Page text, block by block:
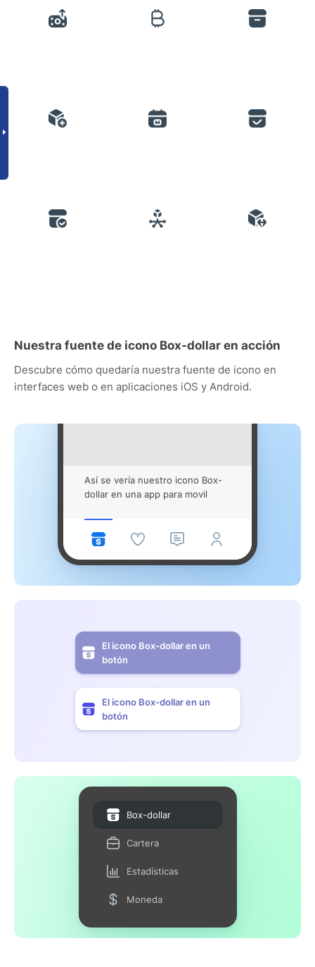
Nuestra fuente de icono Box-dollar en acción
Descubre cómo quedaría nuestra fuente de icono en
interfaces web o en aplicaciones iOS y Android.
Así se vería nuestro icono Box-
dollar en una app para movil
El icono Box-dollar en un
botón
El icono Box-dollar en un
botón
Box-dollar
Cartera
Estadísticas
Moneda